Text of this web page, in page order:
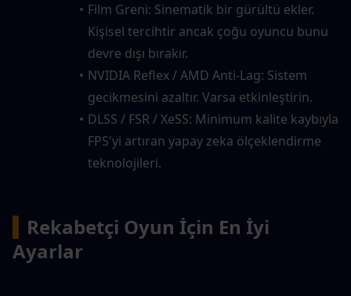
Film Greni: Sinematik bir gürültü ekler.
Kişisel tercihtir ancak çoğu oyuncu bunu
devre dışı bırakır.
NVIDIA Reflex / AMD Anti-Lag: Sistem
gecikmesini azaltır. Varsa etkinleştirin.
DLSS / FSR / XeSS: Minimum kalite kaybıyla
FPS'yi artıran yapay zeka ölçeklendirme
teknolojileri.
Rekabetçi Oyun İçin En İyi
Ayarlar